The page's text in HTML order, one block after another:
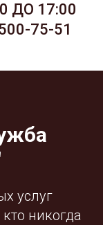
ДО 17:00
75-51
услуг
никогда